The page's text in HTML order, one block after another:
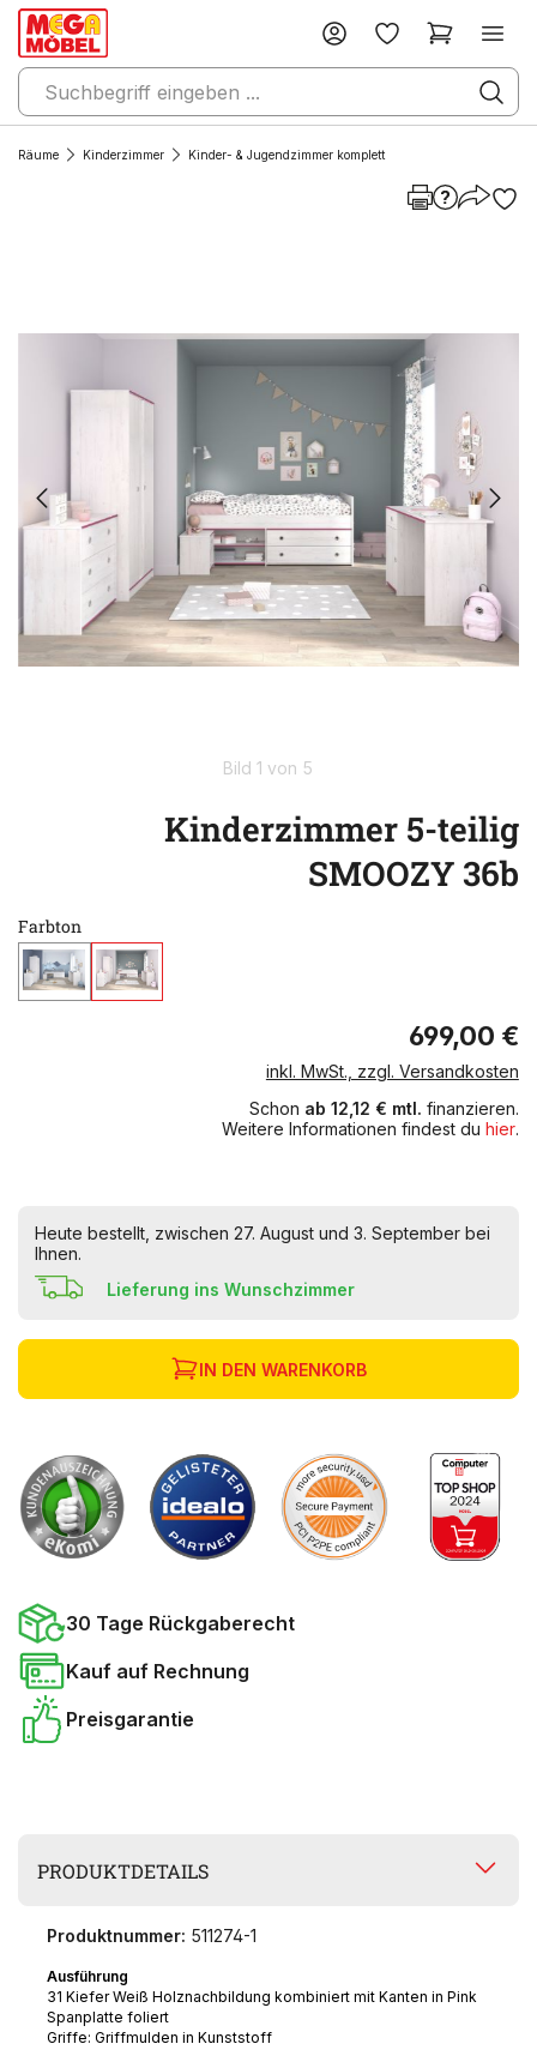
Räume Kinderzimmer Kinder- & Jugendzimmer komplett
Bild 1 von 5
Kinderzimmer 5-teilig
SMOOZY 36b
Farbton
699,00 €
inkl. MwSt., zzgl. Versandkosten
Schon ab 12,12 € mtl. finanzieren.
Weitere Informationen findest du hier.
Heute bestellt, zwischen 27. August und 3. September bei
Ihnen.
Lieferung ins Wunschzimmer
IN DEN WARENKORB
30 Tage Rückgaberecht
Kauf auf Rechnung
Preisgarantie
PRODUKTDETAILS
Produktnummer: 511274-1
Ausführung
31 Kiefer Weiß Holznachbildung kombiniert mit Kanten in Pink
Spanplatte foliert
Griffe: Griffmulden in Kunststoff